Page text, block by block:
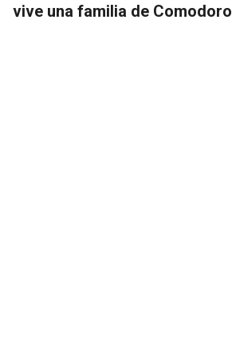
vive una familia de Comodoro